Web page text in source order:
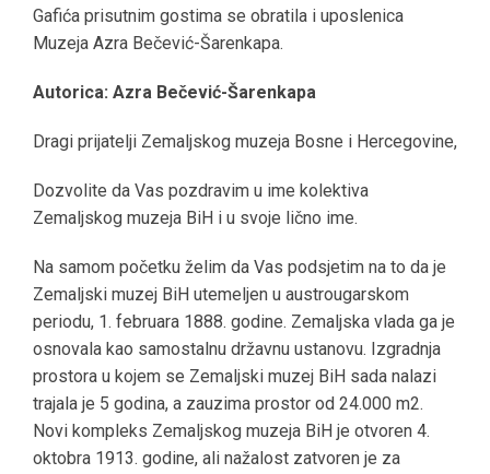
Gafića prisutnim gostima se obratila i uposlenica
Muzeja Azra Bečević-Šarenkapa.
Autorica: Azra Bečević-Šarenkapa
Dragi prijatelji Zemaljskog muzeja Bosne i Hercegovine,
Dozvolite da Vas pozdravim u ime kolektiva
Zemaljskog muzeja BiH i u svoje lično ime.
Na samom početku želim da Vas podsjetim na to da je
Zemaljski muzej BiH utemeljen u austrougarskom
periodu, 1. februara 1888. godine. Zemaljska vlada ga je
osnovala kao samostalnu državnu ustanovu. Izgradnja
prostora u kojem se Zemaljski muzej BiH sada nalazi
trajala je 5 godina, a zauzima prostor od 24.000 m2.
Novi kompleks Zemaljskog muzeja BiH je otvoren 4.
oktobra 1913. godine, ali nažalost zatvoren je za